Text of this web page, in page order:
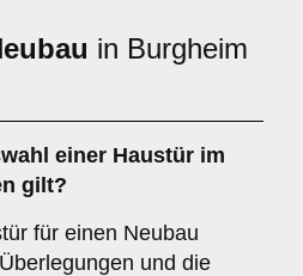
in Burgheim
einer Haustür im
gilt?
für einen Neubau
und die